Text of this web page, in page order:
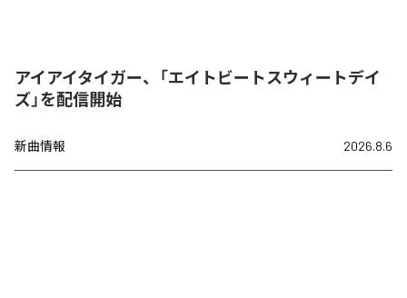
アイアイタイガー、「エイトビートスウィートデイ
ズ」を配信開始
新曲情報 2026.8.6